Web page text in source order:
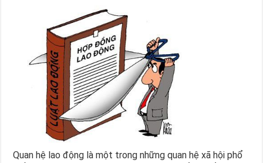
Quan hệ lao động là một trong những quan hệ xã hội phổ